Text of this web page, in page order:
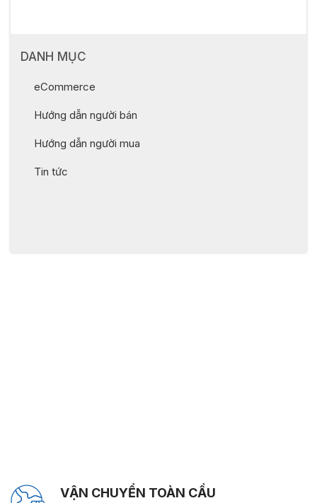
DANH MỤC
eCommerce
Hướng dẫn người bán
Hướng dẫn người mua
Tin tức
VẬN CHUYỂN TOÀN CẦU